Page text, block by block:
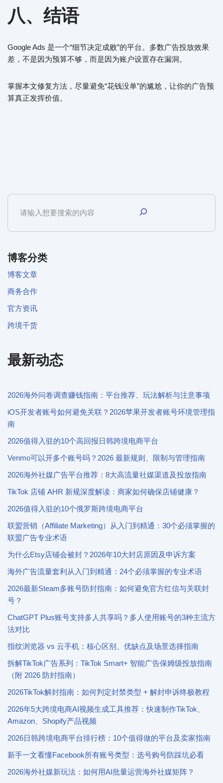
八、结语
Google Ads 是一个“细节决定成败”的平台。多数广告投放效果
差，不是因为预算不够，而是因为账户设置存在漏洞。
掌握本文修复方法，尽量避免“花钱没单”的尴尬，让你的广告预
算真正发挥价值。
博客分类
博客文章
商务合作
官方资讯
跨境干货
最新动态
2026海外问卷调查赚钱指南：平台推荐、玩法解析与注意事项
iOS开发者账号如何避免关联？2026苹果开发者账号环境管理指
南
2026值得入驻的10个高回报日韩跨境电商平台
Venmo可以开多个账号吗？2026 最新规则、限制与管理指南
2026海外社媒广告平台推荐：8大高流量社媒渠道及投放指南
TikTok 店铺 AHR 新规深度解读：商家如何确保店铺健康？
2026值得入驻的10个俄罗斯跨境电商平台
联盟营销（Affiliate Marketing）从入门到精通：30个必须掌握的
联盟广告专业术语
为什么Etsy店铺会被封？2026年10大封店原因及申诉方案
海外广告流量套利从入门到精通：24个必须掌握的专业术语
2026最新Steam多账号防封指南：如何避免官方红信与关联封
号？
ChatGPT Plus账号支持多人共享吗？多人使用账号的3种主流方
法对比
指纹浏览器 vs 云手机：核心区别、优缺点及场景选择指南
拆解TikTok广告系列：TikTok Smart+ 智能广告保姆级投放指南
（附 2026 防封指南）
2026TikTok解封指南：如何判定封禁类型 + 解封申诉终极教程
2026年5大跨境电商AI视频生成工具推荐：快速制作TikTok、
Amazon、Shopify产品视频
2026日韩跨境电商平台排行榜：10个值得做的平台及卖家指南
新手一文看懂Facebook所有账号类型：选号购号防踩坑必看
2026海外社媒新玩法：如何用AI批量运营海外社媒矩阵？